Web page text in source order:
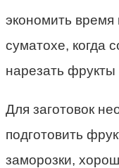
экономить
суматохе, когда
нарезать
Для заготовок
подготовить
заморозки,